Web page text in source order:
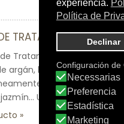
TRATAMIENTO SOLEIL
Tratamiento Soleil des
argán, karité, pepitas de
fragancia
Un recuerdo del